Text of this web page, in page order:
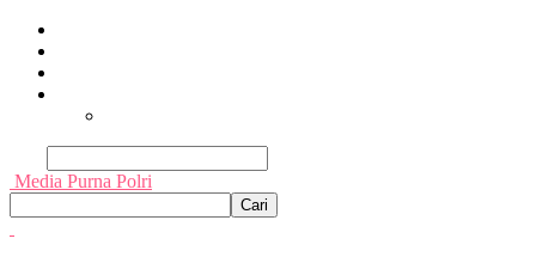
Media Purna Polri